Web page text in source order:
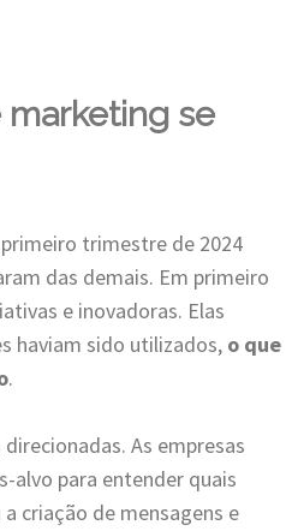
marketing se
trimestre de 2024
das demais. Em primeiro
e inovadoras. Elas
haviam sido utilizados, o que
.
As empresas
alvo para entender quais
criação de mensagens e